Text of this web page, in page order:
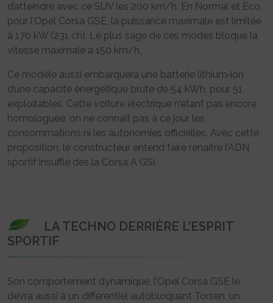
d’atteindre avec ce SUV les 200 km/h. En Normal et Eco,
pour l’Opel Corsa GSE, la puissance maximale est limitée
à 170 kW (231 ch). Le plus sage de ces modes bloque la
vitesse maximale à 150 km/h.
Ce modèle aussi embarquera une batterie lithium‑ion
d’une capacité énergétique brute de 54 kWh, pour 51
exploitables. Cette voiture électrique n’étant pas encore
homologuée, on ne connaît pas à ce jour les
consommations ni les autonomies officielles. Avec cette
proposition, le constructeur entend faire renaître l’ADN
sportif insufflé dès la Corsa A GSi.
LA TECHNO DERRIÈRE L’ESPRIT
SPORTIF
Son comportement dynamique, l’Opel Corsa GSE le
devra aussi à un différentiel autobloquant Torsen, un